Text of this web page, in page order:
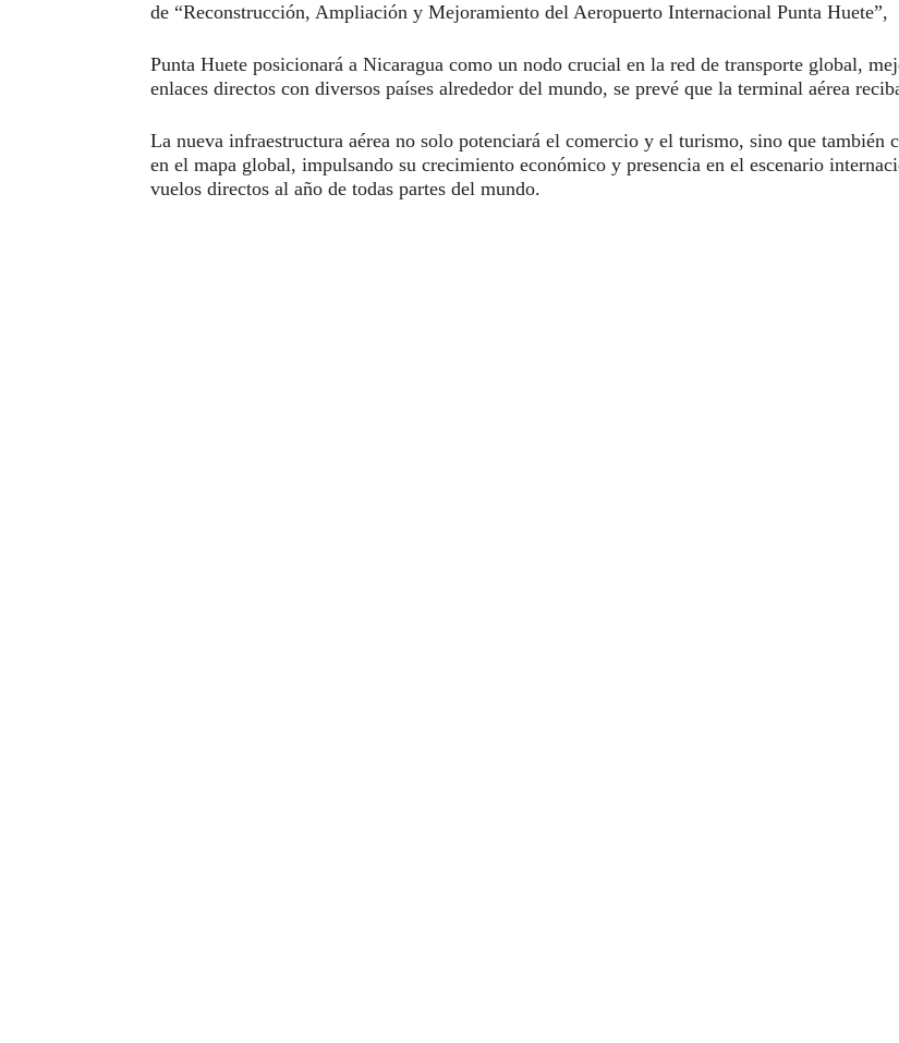
de “Reconstrucción, Ampliación y Mejoramiento del Aeropuerto Internacional Punta
Punta Huete posicionará a Nicaragua como un nodo crucial en la red de transporte global,
enlaces directos con diversos países alrededor del mundo, se prevé que la terminal aérea
La nueva infraestructura aérea no solo potenciará el comercio y el turismo, sino que también
en el mapa global, impulsando su crecimiento económico y presencia en el escenario
vuelos directos al año de todas partes del mundo.